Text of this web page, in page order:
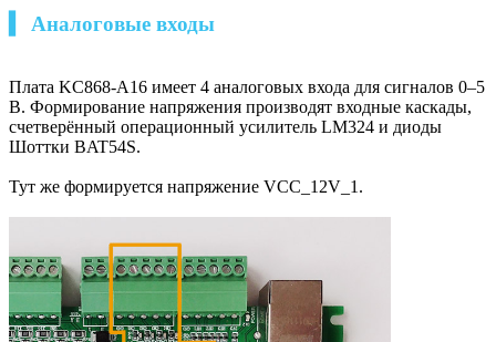
▍ Аналоговые входы
Плата KC868-A16 имеет 4 аналоговых входа для сигналов 0–5
B. Формирование напряжения производят входные каскады,
счетверённый операционный усилитель LM324 и диоды
Шоттки BAT54S.
Тут же формируется напряжение VCC_12V_1.